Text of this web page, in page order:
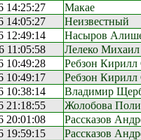
14:25:27 Макае
14:05:27 Неизвестный
12:49:14 Насыров
11:05:58 Лелеко
10:49:28 Ребзон Кирилл
10:49:17 Ребзон Кирилл
10:38:14 Владимир
21:18:55 Жолобова
20:01:08 Рассказов
19:59:15 Рассказов